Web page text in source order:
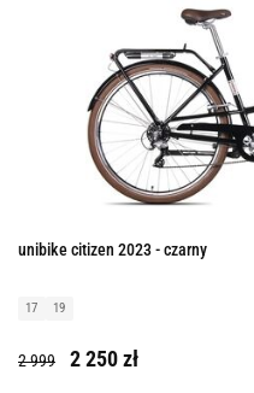
unibike citizen 2023 - czarny
17 19
2 999 2 250 zł